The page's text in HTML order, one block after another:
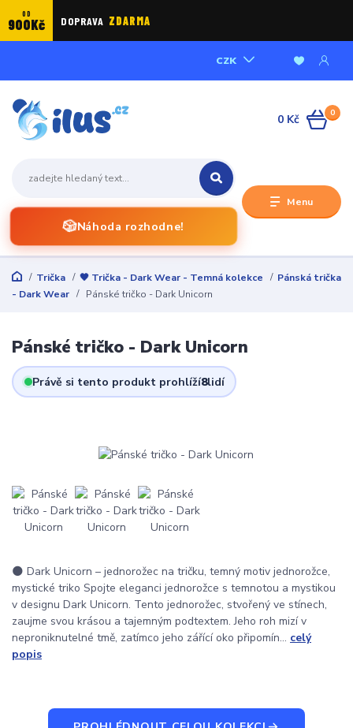
OD
900Kč DOPRAVA ZDARMA
Menu
CZK
🎲Náhoda rozhodne!
0
0 Kč
Trička 🖤 Trička - Dark Wear - Temná kolekce
Pánská trička
- Dark Wear
Pánské tričko - Dark Unicorn
Pánské tričko - Dark Unicorn
Právě si tento produkt prohlíží8lidí
🌑 Dark Unicorn – jednorožec na tričku, temný motiv jednorožce,
mystické triko Spojte eleganci jednorožce s temnotou a mystikou
v designu Dark Unicorn. Tento jednorožec, stvořený ve stínech,
zaujme svou krásou a tajemným podtextem. Jeho roh mizí v
neproniknutelné tmě, zatímco jeho zářící oko připomín... celý
popis